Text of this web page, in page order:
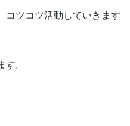
コツコツ活動していきます
。